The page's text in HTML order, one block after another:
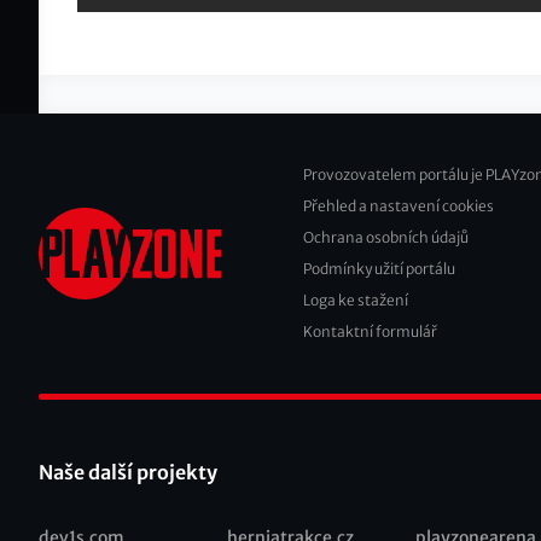
Footer
2
Provozovatelem portálu je
Přehled a nastavení cookies
Ochrana osobních údajů
Podmínky užití portálu
Loga ke stažení
Kontaktní formulář
Naše další projekty